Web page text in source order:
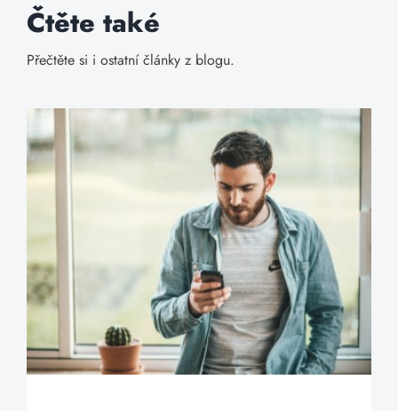
Čtěte také
Přečtěte si i ostatní články z blogu.